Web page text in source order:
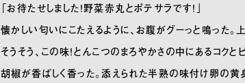
「お待たせしました！野菜赤丸とポテサラです！」
懐かしい匂いにこたえるように、お腹がグーっと鳴った
そうそう、この味！とんこつのまろやかさの中にあるコク
胡椒が香ばしく香った。添えられた半熟の味付け卵の黄